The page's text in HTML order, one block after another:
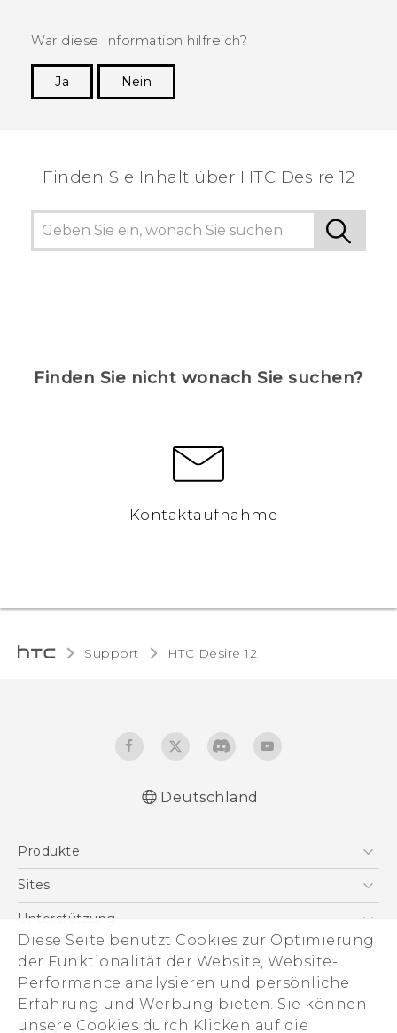
Diese Seite benutzt Cookies zur Optimierung
der Funktionalität der Website, Website-
Performance analysieren und persönliche
Erfahrung und Werbung bieten. Sie können
unsere Cookies durch Klicken auf die
War diese Information hilfreich?
Ja
Nein
Finden Sie Inhalt über‎ HTC Desire 12
Finden Sie nicht wonach Sie suchen?
Kontaktaufnahme
Support HTC Desire 12‎
behördliche Bestimmungen
English - Quick start guide
English - User manual
English - Safety and regulatory guide
Deutschland
Produkte
Smartphones
VIVE
Zubehör
Sites
HTC Dev
HTC Vive
Unterstützung
Unterstützung
eCommerce Support
Über HTC
ESG
Impressum